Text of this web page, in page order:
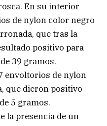
En su interior
de nylon color negro
que tras la
positivo para
39 gramos.
envoltorios de nylon
que dieron positivo
5 gramos.
la presencia de un